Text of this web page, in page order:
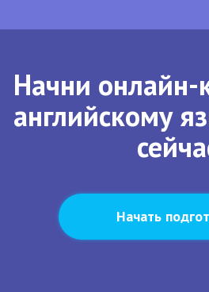
Начни онлайн-
английскому
Начать